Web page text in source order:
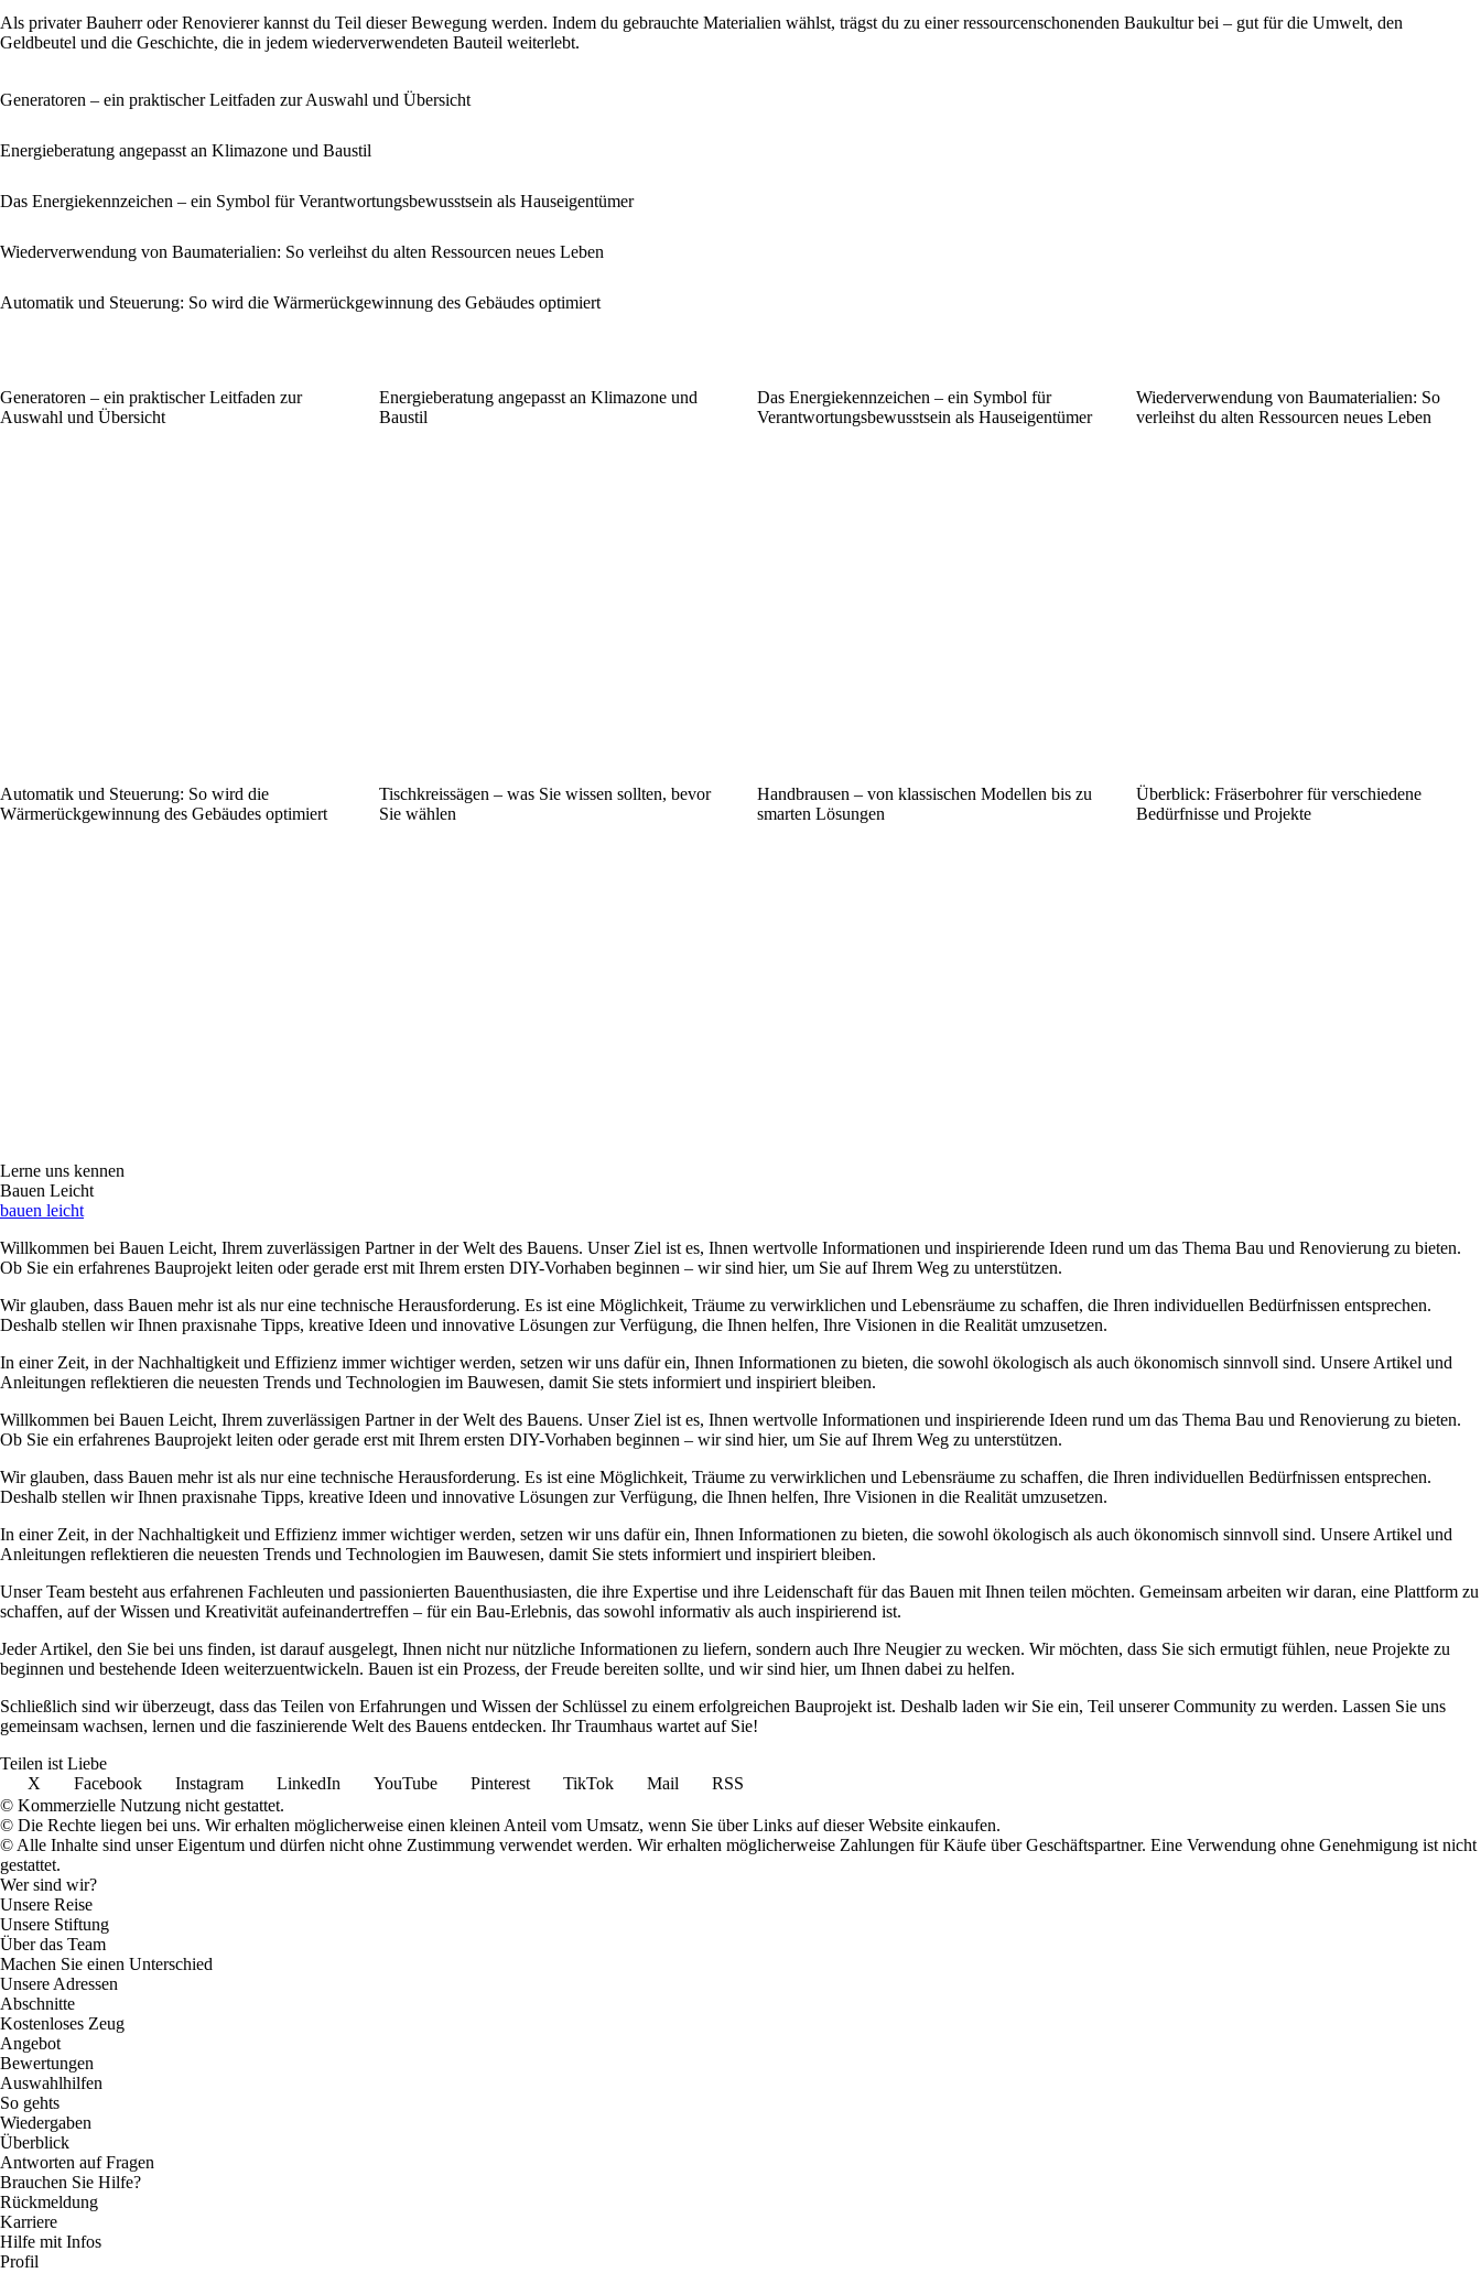
Als privater Bauherr oder Renovierer kannst du Teil dieser Bewegung werden. Indem du gebrauchte Materialien wählst, trägst du zu einer ressourcenschonenden Baukultur bei – gut für die Umwelt, den
Geldbeutel und die Geschichte, die in jedem wiederverwendeten Bauteil weiterlebt.
Generatoren – ein praktischer Leitfaden zur Auswahl und Übersicht
Energieberatung angepasst an Klimazone und Baustil
Das Energiekennzeichen – ein Symbol für Verantwortungsbewusstsein als Hauseigentümer
Wiederverwendung von Baumaterialien: So verleihst du alten Ressourcen neues Leben
Automatik und Steuerung: So wird die Wärmerückgewinnung des Gebäudes optimiert
Generatoren – ein praktischer Leitfaden zur
Auswahl und Übersicht
Energieberatung angepasst an Klimazone und
Baustil
Das Energiekennzeichen – ein Symbol für
Verantwortungsbewusstsein als Hauseigentümer
Wiederverwendung von Baumaterialien: So
verleihst du alten Ressourcen neues Leben
Automatik und Steuerung: So wird die
Wärmerückgewinnung des Gebäudes optimiert
Tischkreissägen – was Sie wissen sollten, bevor
Sie wählen
Handbrausen – von klassischen Modellen bis zu
smarten Lösungen
Überblick: Fräserbohrer für verschiedene
Bedürfnisse und Projekte
Lerne uns kennen
Bauen Leicht
bauen leicht
Willkommen bei Bauen Leicht, Ihrem zuverlässigen Partner in der Welt des Bauens. Unser Ziel ist es, Ihnen wertvolle Informationen und inspirierende Ideen rund um das Thema Bau und Renovierung zu bieten.
Ob Sie ein erfahrenes Bauprojekt leiten oder gerade erst mit Ihrem ersten DIY-Vorhaben beginnen – wir sind hier, um Sie auf Ihrem Weg zu unterstützen.
Wir glauben, dass Bauen mehr ist als nur eine technische Herausforderung. Es ist eine Möglichkeit, Träume zu verwirklichen und Lebensräume zu schaffen, die Ihren individuellen Bedürfnissen entsprechen.
Deshalb stellen wir Ihnen praxisnahe Tipps, kreative Ideen und innovative Lösungen zur Verfügung, die Ihnen helfen, Ihre Visionen in die Realität umzusetzen.
In einer Zeit, in der Nachhaltigkeit und Effizienz immer wichtiger werden, setzen wir uns dafür ein, Ihnen Informationen zu bieten, die sowohl ökologisch als auch ökonomisch sinnvoll sind. Unsere Artikel und
Anleitungen reflektieren die neuesten Trends und Technologien im Bauwesen, damit Sie stets informiert und inspiriert bleiben.
Willkommen bei Bauen Leicht, Ihrem zuverlässigen Partner in der Welt des Bauens. Unser Ziel ist es, Ihnen wertvolle Informationen und inspirierende Ideen rund um das Thema Bau und Renovierung zu bieten.
Ob Sie ein erfahrenes Bauprojekt leiten oder gerade erst mit Ihrem ersten DIY-Vorhaben beginnen – wir sind hier, um Sie auf Ihrem Weg zu unterstützen.
Wir glauben, dass Bauen mehr ist als nur eine technische Herausforderung. Es ist eine Möglichkeit, Träume zu verwirklichen und Lebensräume zu schaffen, die Ihren individuellen Bedürfnissen entsprechen.
Deshalb stellen wir Ihnen praxisnahe Tipps, kreative Ideen und innovative Lösungen zur Verfügung, die Ihnen helfen, Ihre Visionen in die Realität umzusetzen.
In einer Zeit, in der Nachhaltigkeit und Effizienz immer wichtiger werden, setzen wir uns dafür ein, Ihnen Informationen zu bieten, die sowohl ökologisch als auch ökonomisch sinnvoll sind. Unsere Artikel und
Anleitungen reflektieren die neuesten Trends und Technologien im Bauwesen, damit Sie stets informiert und inspiriert bleiben.
Unser Team besteht aus erfahrenen Fachleuten und passionierten Bauenthusiasten, die ihre Expertise und ihre Leidenschaft für das Bauen mit Ihnen teilen möchten. Gemeinsam arbeiten wir daran, eine Plattform zu
schaffen, auf der Wissen und Kreativität aufeinandertreffen – für ein Bau-Erlebnis, das sowohl informativ als auch inspirierend ist.
Jeder Artikel, den Sie bei uns finden, ist darauf ausgelegt, Ihnen nicht nur nützliche Informationen zu liefern, sondern auch Ihre Neugier zu wecken. Wir möchten, dass Sie sich ermutigt fühlen, neue Projekte zu
beginnen und bestehende Ideen weiterzuentwickeln. Bauen ist ein Prozess, der Freude bereiten sollte, und wir sind hier, um Ihnen dabei zu helfen.
Schließlich sind wir überzeugt, dass das Teilen von Erfahrungen und Wissen der Schlüssel zu einem erfolgreichen Bauprojekt ist. Deshalb laden wir Sie ein, Teil unserer Community zu werden. Lassen Sie uns
gemeinsam wachsen, lernen und die faszinierende Welt des Bauens entdecken. Ihr Traumhaus wartet auf Sie!
Teilen ist Liebe
X
Facebook Instagram LinkedIn YouTube Pinterest TikTok Mail
RSS
© Kommerzielle Nutzung nicht gestattet.
© Die Rechte liegen bei uns. Wir erhalten möglicherweise einen kleinen Anteil vom Umsatz, wenn Sie über Links auf dieser Website einkaufen.
© Alle Inhalte sind unser Eigentum und dürfen nicht ohne Zustimmung verwendet werden. Wir erhalten möglicherweise Zahlungen für Käufe über Geschäftspartner. Eine Verwendung ohne Genehmigung ist nicht
gestattet.
Wer sind wir?
Unsere Reise
Unsere Stiftung
Über das Team
Machen Sie einen Unterschied
Unsere Adressen
Abschnitte
Kostenloses Zeug
Angebot
Bewertungen
Auswahlhilfen
So gehts
Wiedergaben
Überblick
Antworten auf Fragen
Brauchen Sie Hilfe?
Rückmeldung
Karriere
Hilfe mit Infos
Profil